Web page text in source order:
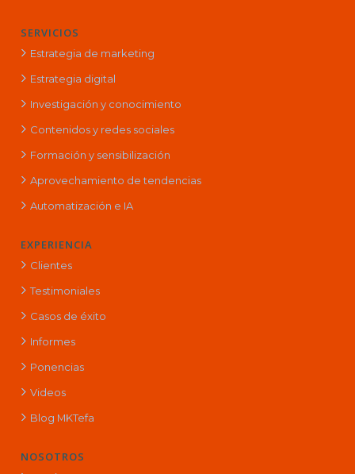
SERVICIOS
Estrategia de marketing
Estrategia digital
Investigación y conocimiento
Contenidos y redes sociales
Formación y sensibilización
Aprovechamiento de tendencias
Automatización e IA
EXPERIENCIA
Clientes
Testimoniales
Casos de éxito
Informes
Ponencias
Videos
Blog MKTefa
NOSOTROS